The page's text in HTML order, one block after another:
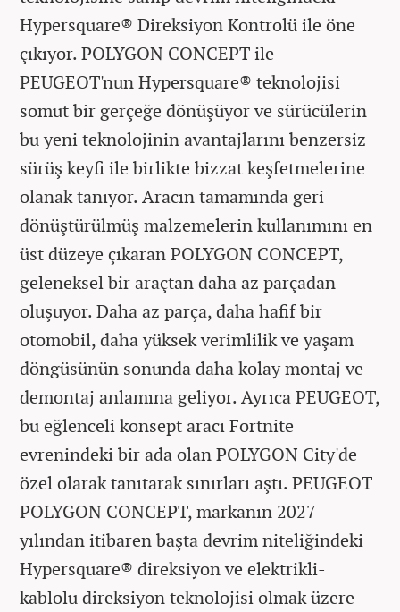
Hypersquare® Direksiyon Kontrolü ile öne
çıkıyor. POLYGON CONCEPT ile
PEUGEOT'nun Hypersquare® teknolojisi
somut bir gerçeğe dönüşüyor ve sürücülerin
bu yeni teknolojinin avantajlarını benzersiz
sürüş keyfi ile birlikte bizzat keşfetmelerine
olanak tanıyor. Aracın tamamında geri
dönüştürülmüş malzemelerin kullanımını en
üst düzeye çıkaran POLYGON CONCEPT,
geleneksel bir araçtan daha az parçadan
oluşuyor. Daha az parça, daha hafif bir
otomobil, daha yüksek verimlilik ve yaşam
döngüsünün sonunda daha kolay montaj ve
demontaj anlamına geliyor. Ayrıca PEUGEOT,
bu eğlenceli konsept aracı Fortnite
evrenindeki bir ada olan POLYGON City'de
özel olarak tanıtarak sınırları aştı. PEUGEOT
POLYGON CONCEPT, markanın 2027
yılından itibaren başta devrim niteliğindeki
Hypersquare® direksiyon ve elektrikli-
kablolu direksiyon teknolojisi olmak üzere